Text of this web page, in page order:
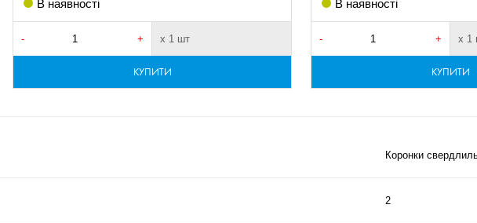
В наявності
- + х 1 шт
КУПИТИ
В наявності
- + х 1
КУПИТИ
Коронки
2